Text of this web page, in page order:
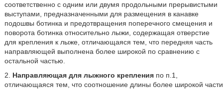
соответственно с одним или двумя продольными прерывистыми
выступами, предназначенными для размещения в канавке
подошвы ботинка и предотвращения поперечного смещения и
поворота ботинка относительно лыжи, содержащая отверстие
для крепления к лыже, отличающаяся тем, что передняя часть
направляющей выполнена более широкой по сравнению с
остальной частью.
2. Направляющая для лыжного крепленияпо п.1,
отличающаяся тем, что соотношение длины более широкой части